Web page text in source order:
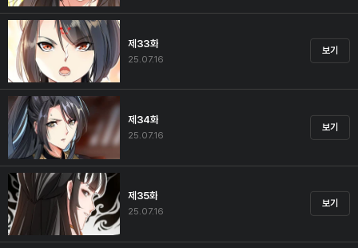
제33화
25.07.16
보기
제34화
25.07.16
보기
제35화
25.07.16
보기